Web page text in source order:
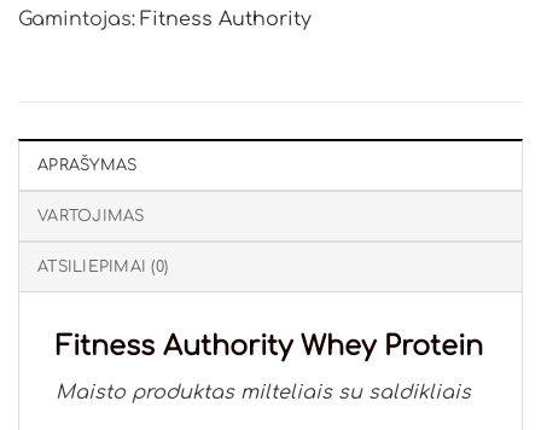
Gamintojas: Fitness Authority
APRAŠYMAS
VARTOJIMAS
ATSILIEPIMAI (0)
Fitness Authority Whey Protein
Maisto produktas milteliais su saldikliais